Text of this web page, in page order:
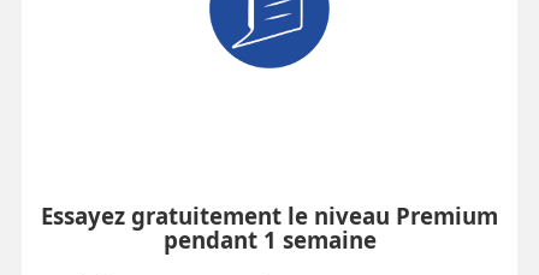
Essayez gratuitement le niveau Premium
pendant 1 semaine